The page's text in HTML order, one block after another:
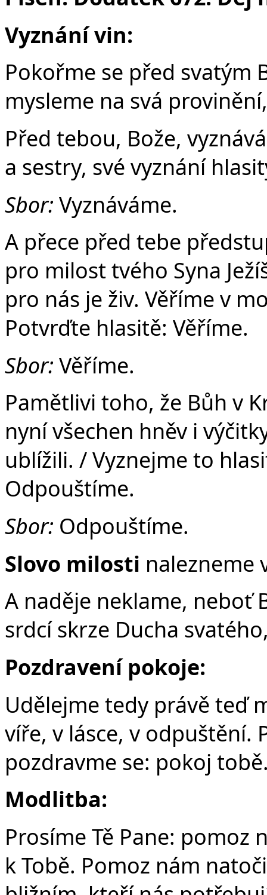
Vyznání vin:
Pokořme se před svatým
mysleme na svá
Před tebou, Bože,
a sestry, své vyznání
Sbor: Vyznáváme.
A přece před tebe
pro milost tvého Syna
pro nás je živ. Věříme v
Potvrďte hlasitě: Věříme.
Sbor: Věříme.
Pamětlivi toho, že Bůh v
nyní všechen hněv i
ublížili. / Vyznejme to
Odpouštíme.
Sbor: Odpouštíme.
Slovo milosti nalezneme
A naděje neklame, neboť
srdcí skrze Ducha
Pozdravení pokoje:
Udělejme tedy právě teď
víře, v lásce, v odpuštění.
pozdravme se: pokoj
Modlitba:
Prosíme Tě Pane: pomoz
k Tobě. Pomoz nám